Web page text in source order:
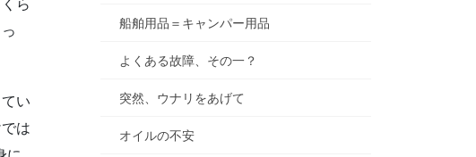
ら
い
は
船舶用品＝キャンパー用品
よくある故障、その一？
突然、ウナリをあげて
オイルの不安